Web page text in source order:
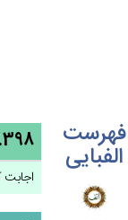
فهرست
الفبایی 398.«فعل» أَجِيبُوا [1] ← جوب
اجابت